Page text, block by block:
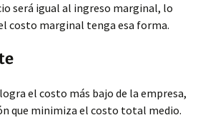
será igual al ingreso marginal, lo
costo marginal tenga esa forma.
el costo más bajo de la empresa,
que minimiza el costo total medio.